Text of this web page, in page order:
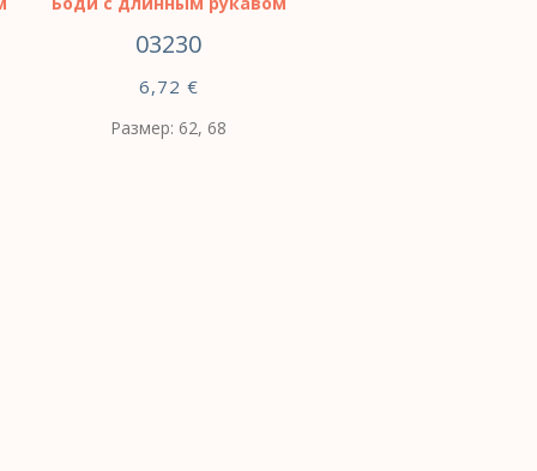
03230
6,72 €
Размер: 62, 68